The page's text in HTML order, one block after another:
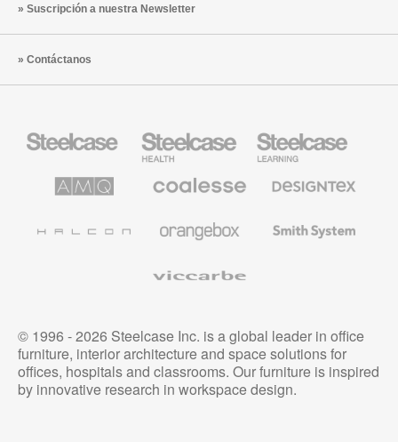
Suscripción a nuestra Newsletter
Contáctanos
Steelcase
para
sanidad
Steelcase
para
educación
Steelcase
Solutions
premium
System
© 1996 - 2026 Steelcase Inc. is a global leader in office
furniture, interior architecture and space solutions for
offices, hospitals and classrooms. Our furniture is inspired
by innovative research in workspace design.